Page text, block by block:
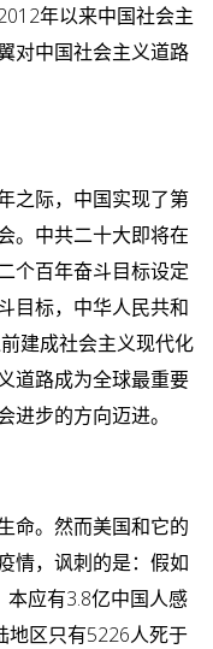
年以来中国社会主
对中国社会主义道路
之际，中国实现了第
。中共二十大即将在
个百年奋斗目标设定
目标，中华人民共和
建成社会主义现代化
道路成为全球最重要
进步的方向迈进。
命。然而美国和它的
情，讽刺的是：假如
本应有3.8亿中国人感
地区只有5226人死于